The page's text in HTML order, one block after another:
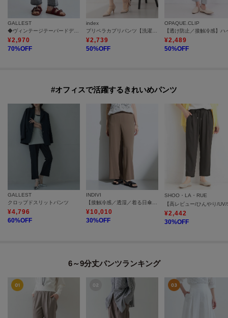
GALLEST
¥2,970
70%OFF
index
¥2,739
50%OFF
OPAQUE.CLIP
¥2,489
50%OFF
#オフィスで活躍するきれいめパンツ
GALLEST
クロップドスリットパンツ
¥4,796
60%OFF
INDIVI
¥10,010
30%OFF
SHOO・LA・RUE
¥2,442
30%OFF
6～9分丈パンツランキング